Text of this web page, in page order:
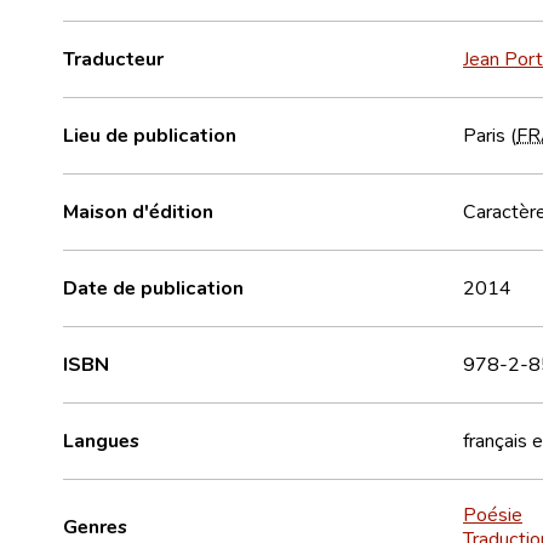
Traducteur Jean
Lieu de publication Paris (
Maison d'édition
Date de publication 2014
ISBN 978-2-
Langues français
Genres
Poésie